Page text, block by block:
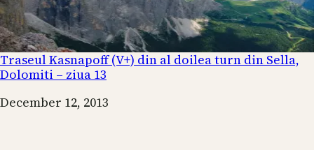
Traseul Kasnapoff (V+) din al doilea turn din Sella,
Dolomiti – ziua 13
Date
December 12, 2013